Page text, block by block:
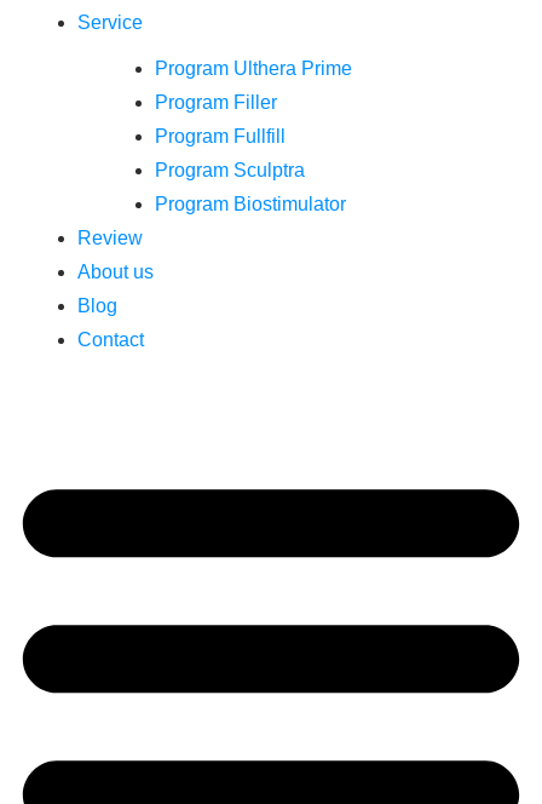
Service
Program Ulthera Prime
Program Filler
Program Fullfill
Program Sculptra
Program Biostimulator
Review
About us
Blog
Contact